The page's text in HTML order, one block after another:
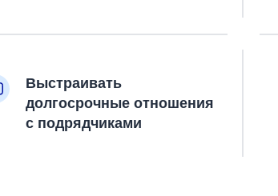
Выстраивать
долгосрочные отношения
с подрядчиками